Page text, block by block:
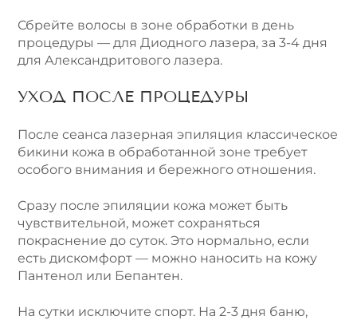
Сбрейте волосы в зоне обработки в день
процедуры — для Диодного лазера, за 3-4 дня
для Александритового лазера.
УХОД ПОСЛЕ ПРОЦЕДУРЫ
После сеанса лазерная эпиляция классическое
бикини кожа в обработанной зоне требует
особого внимания и бережного отношения.
Сразу после эпиляции кожа может быть
чувствительной, может сохраняться
покраснение до суток. Это нормально, если
есть дискомфорт — можно наносить на кожу
Пантенол или Бепантен.
На сутки исключите спорт. На 2-3 дня баню,